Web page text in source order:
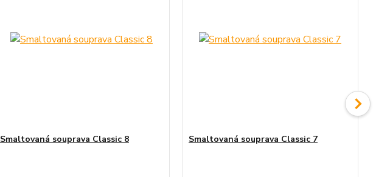
Smaltovaná souprava Classic 8 Smaltovaná souprava Classic 7